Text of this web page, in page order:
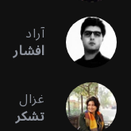
آراد
افشار
غزال
تشکر